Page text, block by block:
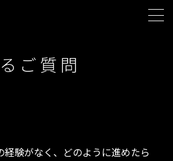
る ご 質 問
経験がなく、どのように進めたら